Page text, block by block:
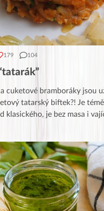
179 104
cuketové bramboráky jsou
tatarský biftek?! Je
klasického, je bez masa i